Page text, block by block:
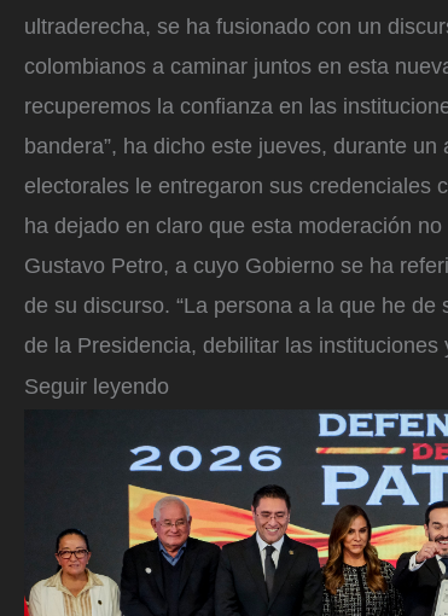
ultraderecha, se ha fusionado con un
colombianos a caminar juntos en esta
recuperemos la confianza en las
bandera”, ha dicho este jueves, durante
electorales le entregaron sus credenciales
ha dejado en claro que esta moderación
Gustavo Petro, a cuyo Gobierno se ha
de su discurso. “La persona a la que he
de la Presidencia, debilitar las
Seguir leyendo